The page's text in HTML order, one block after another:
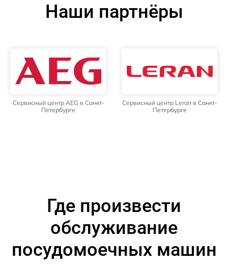
Наши партнёры
Сервисный центр AEG в Санкт-
Петербурге
Сервисный центр Leran в Санкт-
Петербурге
Где произвести
обслуживание
посудомоечных машин